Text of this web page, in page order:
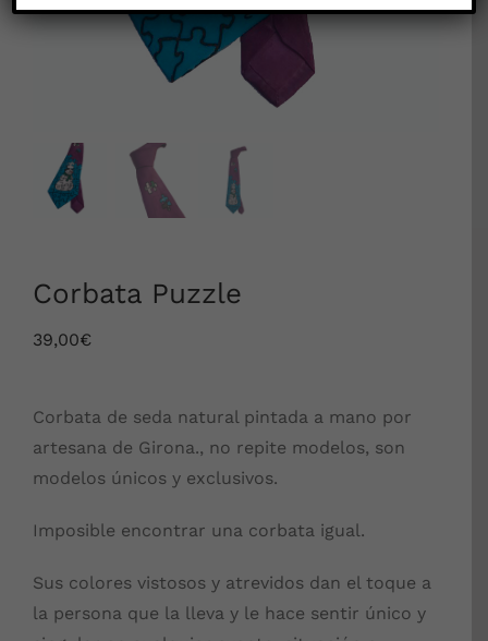
Corbata Puzzle
39,00€
Corbata de seda natural pintada a mano por
artesana de Girona., no repite modelos, son
modelos únicos y exclusivos.
Imposible encontrar una corbata igual.
Sus colores vistosos y atrevidos dan el toque a
la persona que la lleva y le hace sentir único y